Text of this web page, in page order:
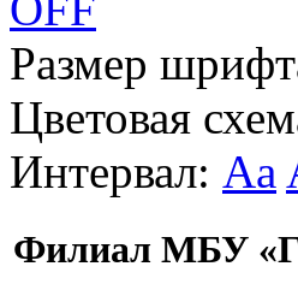
Размер
Цветовая
Интервал: Aa
Филиал МБУ